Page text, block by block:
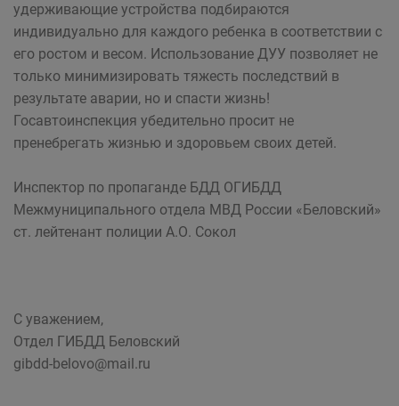
удерживающие устройства подбираются
индивидуально для каждого ребенка в соответствии с
его ростом и весом. Использование ДУУ позволяет не
только минимизировать тяжесть последствий в
результате аварии, но и спасти жизнь!
Госавтоинспекция убедительно просит не
пренебрегать жизнью и здоровьем своих детей.
Инспектор по пропаганде БДД ОГИБДД
Межмуниципального отдела МВД России «Беловский»
ст. лейтенант полиции А.О. Сокол
С уважением,
Отдел ГИБДД Беловский
gibdd-belovo@mail.ru